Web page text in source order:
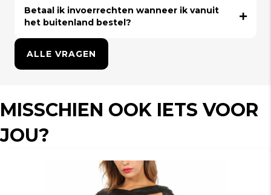
Betaal ik invoerrechten wanneer ik vanuit
het buitenland bestel?
ALLE VRAGEN
MISSCHIEN OOK IETS VOOR
JOU?